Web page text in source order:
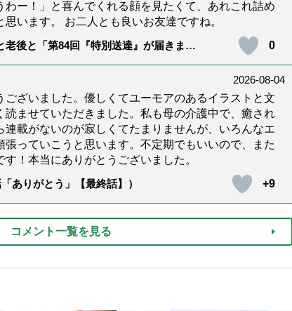
ー！」と喜んでくれる顔を見たくて、あれこれ詰め
います。 お二人とも良いお友達ですね。
老後と「第84回『特別送達』が届きまし
0
2026-08-04
ざいました。優しくてユーモアのあるイラストと文
ませていただきました。私も母の介護中で、癒され
載がないのが寂しくてたまりませんが、いろんなエ
張っていこうと思います。不定期でもいいので、また
！本当にありがとうございました。
ありがとう」【最終話】）
+9
コメント一覧を見る